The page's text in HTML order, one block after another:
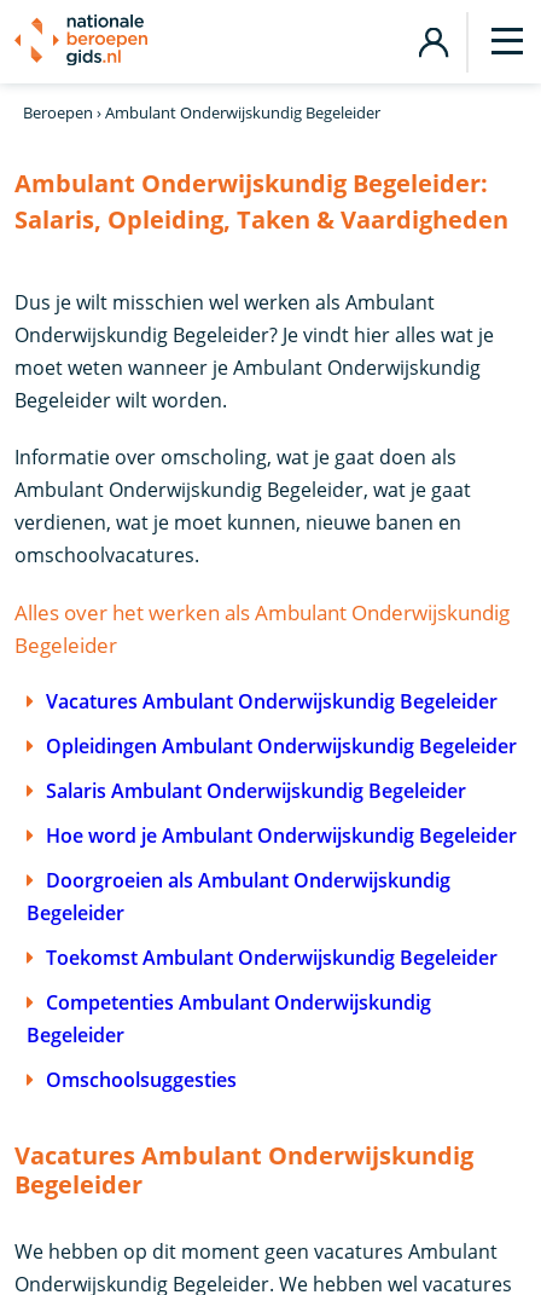
Beroepen ›Ambulant Onderwijskundig Begeleider
Ambulant Onderwijskundig Begeleider:
Salaris, Opleiding, Taken & Vaardigheden
Dus je wilt misschien wel werken als Ambulant
Onderwijskundig Begeleider? Je vindt hier alles wat je
moet weten wanneer je Ambulant Onderwijskundig
Begeleider wilt worden.
Informatie over omscholing, wat je gaat doen als
Ambulant Onderwijskundig Begeleider, wat je gaat
verdienen, wat je moet kunnen, nieuwe banen en
omschoolvacatures.
Alles over het werken als Ambulant Onderwijskundig
Begeleider
Vacatures Ambulant Onderwijskundig Begeleider
Opleidingen Ambulant Onderwijskundig Begeleider
Salaris Ambulant Onderwijskundig Begeleider
Hoe word je Ambulant Onderwijskundig Begeleider
Doorgroeien als Ambulant Onderwijskundig
Begeleider
Toekomst Ambulant Onderwijskundig Begeleider
Competenties Ambulant Onderwijskundig
Begeleider
Omschoolsuggesties
Vacatures Ambulant Onderwijskundig
Begeleider
We hebben op dit moment geen vacatures Ambulant
Onderwijskundig Begeleider. We hebben wel vacatures